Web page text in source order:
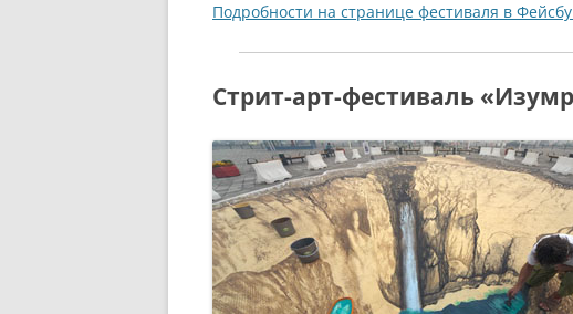
Подробности на странице фестиваля в
Стрит-арт-фестиваль